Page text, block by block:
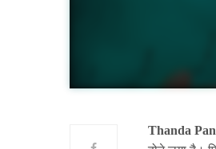
Thanda